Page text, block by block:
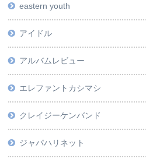
eastern youth
アイドル
アルバムレビュー
エレファントカシマシ
クレイジーケンバンド
ジャパハリネット